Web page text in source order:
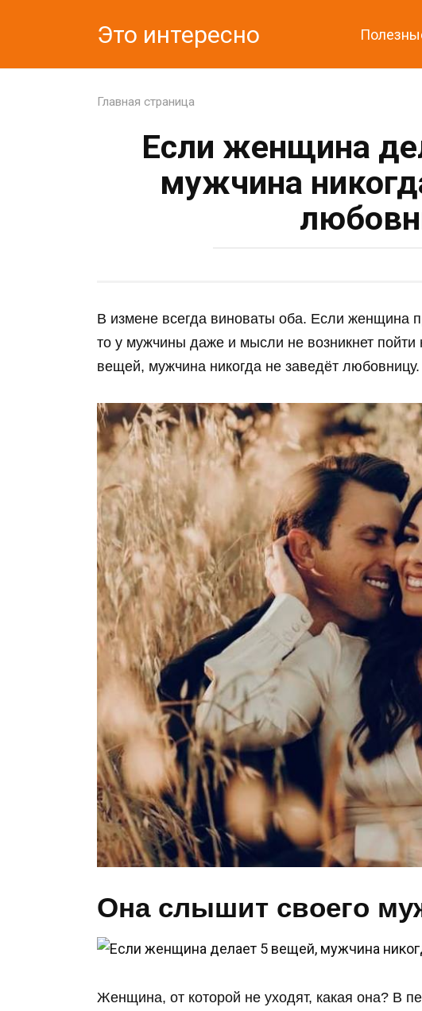
Это интересно
Главная страница
Если женщина
мужчина
В измене всегда виноваты оба. Если женщина
то у мужчины даже и мысли не возникнет
вещей, мужчина никогда не заведёт любовницу.
Она слышит своего
Женщина, от которой не уходят, какая она? В